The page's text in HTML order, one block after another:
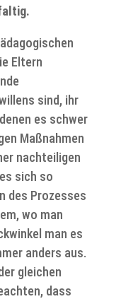
Eltern
sind, ihr
es schwer
Maßnahmen
nachteiligen
sich so
des Prozesses
wo man
man es
anders aus.
gleichen
dass